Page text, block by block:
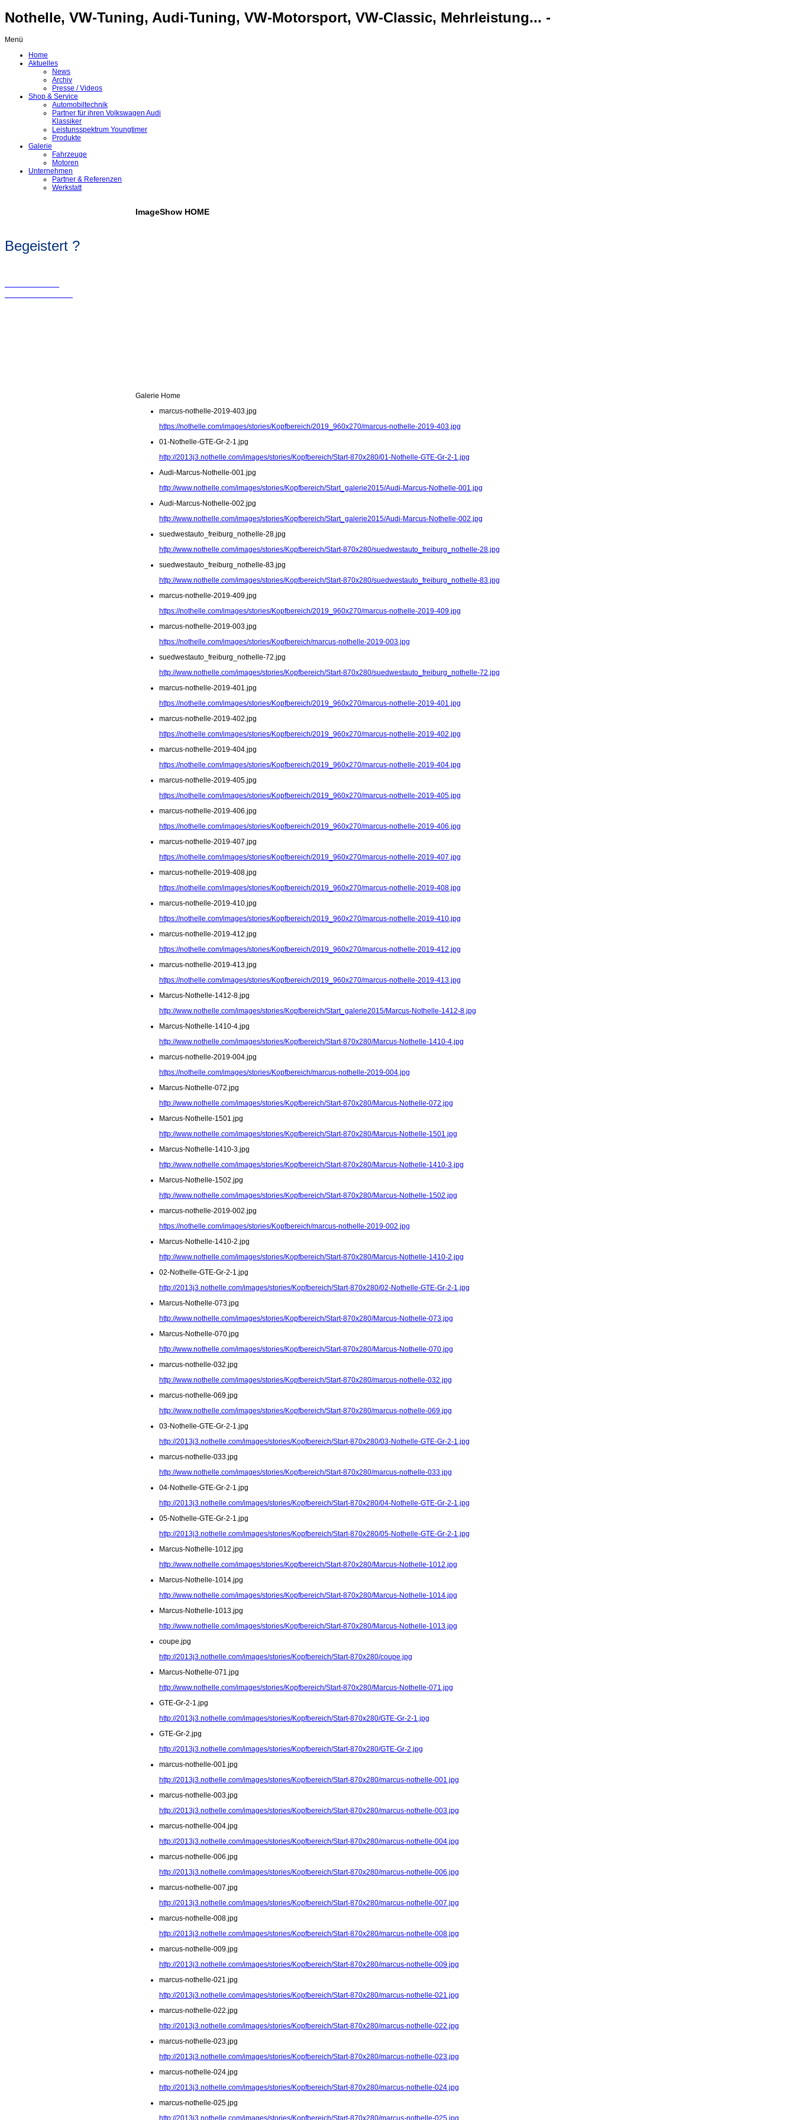
Nothelle, VW-Tuning, Audi-Tuning, VW-Motorsport, VW-Classic, Mehrleistung... -
Menü
Home
Aktuelles
News
Archiv
Presse / Videos
Shop & Service
Automobiltechnik
Partner für ihren Volkswagen Audi
Klassiker
Leistunsspektrum Youngtimer
Produkte
Galerie
Fahrzeuge
Motoren
Unternehmen
Partner & Referenzen
Werkstatt
ImageShow HOME
Galerie Home
marcus-nothelle-2019-403.jpg
https://nothelle.com/images/stories/Kopfbereich/2019_960x270/marcus-nothelle-2019-403.jpg
01-Nothelle-GTE-Gr-2-1.jpg
http://2013j3.nothelle.com/images/stories/Kopfbereich/Start-870x280/01-Nothelle-GTE-Gr-2-1.jpg
Audi-Marcus-Nothelle-001.jpg
http://www.nothelle.com/images/stories/Kopfbereich/Start_galerie2015/Audi-Marcus-Nothelle-001.jpg
Audi-Marcus-Nothelle-002.jpg
http://www.nothelle.com/images/stories/Kopfbereich/Start_galerie2015/Audi-Marcus-Nothelle-002.jpg
suedwestauto_freiburg_nothelle-28.jpg
http://www.nothelle.com/images/stories/Kopfbereich/Start-870x280/suedwestauto_freiburg_nothelle-28.jpg
suedwestauto_freiburg_nothelle-83.jpg
http://www.nothelle.com/images/stories/Kopfbereich/Start-870x280/suedwestauto_freiburg_nothelle-83.jpg
marcus-nothelle-2019-409.jpg
https://nothelle.com/images/stories/Kopfbereich/2019_960x270/marcus-nothelle-2019-409.jpg
marcus-nothelle-2019-003.jpg
https://nothelle.com/images/stories/Kopfbereich/marcus-nothelle-2019-003.jpg
suedwestauto_freiburg_nothelle-72.jpg
http://www.nothelle.com/images/stories/Kopfbereich/Start-870x280/suedwestauto_freiburg_nothelle-72.jpg
marcus-nothelle-2019-401.jpg
https://nothelle.com/images/stories/Kopfbereich/2019_960x270/marcus-nothelle-2019-401.jpg
marcus-nothelle-2019-402.jpg
https://nothelle.com/images/stories/Kopfbereich/2019_960x270/marcus-nothelle-2019-402.jpg
marcus-nothelle-2019-404.jpg
https://nothelle.com/images/stories/Kopfbereich/2019_960x270/marcus-nothelle-2019-404.jpg
marcus-nothelle-2019-405.jpg
https://nothelle.com/images/stories/Kopfbereich/2019_960x270/marcus-nothelle-2019-405.jpg
marcus-nothelle-2019-406.jpg
https://nothelle.com/images/stories/Kopfbereich/2019_960x270/marcus-nothelle-2019-406.jpg
marcus-nothelle-2019-407.jpg
https://nothelle.com/images/stories/Kopfbereich/2019_960x270/marcus-nothelle-2019-407.jpg
marcus-nothelle-2019-408.jpg
https://nothelle.com/images/stories/Kopfbereich/2019_960x270/marcus-nothelle-2019-408.jpg
marcus-nothelle-2019-410.jpg
https://nothelle.com/images/stories/Kopfbereich/2019_960x270/marcus-nothelle-2019-410.jpg
marcus-nothelle-2019-412.jpg
https://nothelle.com/images/stories/Kopfbereich/2019_960x270/marcus-nothelle-2019-412.jpg
marcus-nothelle-2019-413.jpg
https://nothelle.com/images/stories/Kopfbereich/2019_960x270/marcus-nothelle-2019-413.jpg
Marcus-Nothelle-1412-8.jpg
http://www.nothelle.com/images/stories/Kopfbereich/Start_galerie2015/Marcus-Nothelle-1412-8.jpg
Marcus-Nothelle-1410-4.jpg
http://www.nothelle.com/images/stories/Kopfbereich/Start-870x280/Marcus-Nothelle-1410-4.jpg
marcus-nothelle-2019-004.jpg
https://nothelle.com/images/stories/Kopfbereich/marcus-nothelle-2019-004.jpg
Marcus-Nothelle-072.jpg
http://www.nothelle.com/images/stories/Kopfbereich/Start-870x280/Marcus-Nothelle-072.jpg
Marcus-Nothelle-1501.jpg
http://www.nothelle.com/images/stories/Kopfbereich/Start-870x280/Marcus-Nothelle-1501.jpg
Marcus-Nothelle-1410-3.jpg
http://www.nothelle.com/images/stories/Kopfbereich/Start-870x280/Marcus-Nothelle-1410-3.jpg
Marcus-Nothelle-1502.jpg
http://www.nothelle.com/images/stories/Kopfbereich/Start-870x280/Marcus-Nothelle-1502.jpg
marcus-nothelle-2019-002.jpg
https://nothelle.com/images/stories/Kopfbereich/marcus-nothelle-2019-002.jpg
Marcus-Nothelle-1410-2.jpg
http://www.nothelle.com/images/stories/Kopfbereich/Start-870x280/Marcus-Nothelle-1410-2.jpg
02-Nothelle-GTE-Gr-2-1.jpg
http://2013j3.nothelle.com/images/stories/Kopfbereich/Start-870x280/02-Nothelle-GTE-Gr-2-1.jpg
Marcus-Nothelle-073.jpg
http://www.nothelle.com/images/stories/Kopfbereich/Start-870x280/Marcus-Nothelle-073.jpg
Marcus-Nothelle-070.jpg
http://www.nothelle.com/images/stories/Kopfbereich/Start-870x280/Marcus-Nothelle-070.jpg
marcus-nothelle-032.jpg
http://www.nothelle.com/images/stories/Kopfbereich/Start-870x280/marcus-nothelle-032.jpg
marcus-nothelle-069.jpg
http://www.nothelle.com/images/stories/Kopfbereich/Start-870x280/marcus-nothelle-069.jpg
03-Nothelle-GTE-Gr-2-1.jpg
http://2013j3.nothelle.com/images/stories/Kopfbereich/Start-870x280/03-Nothelle-GTE-Gr-2-1.jpg
marcus-nothelle-033.jpg
http://www.nothelle.com/images/stories/Kopfbereich/Start-870x280/marcus-nothelle-033.jpg
04-Nothelle-GTE-Gr-2-1.jpg
http://2013j3.nothelle.com/images/stories/Kopfbereich/Start-870x280/04-Nothelle-GTE-Gr-2-1.jpg
05-Nothelle-GTE-Gr-2-1.jpg
http://2013j3.nothelle.com/images/stories/Kopfbereich/Start-870x280/05-Nothelle-GTE-Gr-2-1.jpg
Marcus-Nothelle-1012.jpg
http://www.nothelle.com/images/stories/Kopfbereich/Start-870x280/Marcus-Nothelle-1012.jpg
Marcus-Nothelle-1014.jpg
http://www.nothelle.com/images/stories/Kopfbereich/Start-870x280/Marcus-Nothelle-1014.jpg
Marcus-Nothelle-1013.jpg
http://www.nothelle.com/images/stories/Kopfbereich/Start-870x280/Marcus-Nothelle-1013.jpg
coupe.jpg
http://2013j3.nothelle.com/images/stories/Kopfbereich/Start-870x280/coupe.jpg
Marcus-Nothelle-071.jpg
http://www.nothelle.com/images/stories/Kopfbereich/Start-870x280/Marcus-Nothelle-071.jpg
GTE-Gr-2-1.jpg
http://2013j3.nothelle.com/images/stories/Kopfbereich/Start-870x280/GTE-Gr-2-1.jpg
GTE-Gr-2.jpg
http://2013j3.nothelle.com/images/stories/Kopfbereich/Start-870x280/GTE-Gr-2.jpg
marcus-nothelle-001.jpg
http://2013j3.nothelle.com/images/stories/Kopfbereich/Start-870x280/marcus-nothelle-001.jpg
marcus-nothelle-003.jpg
http://2013j3.nothelle.com/images/stories/Kopfbereich/Start-870x280/marcus-nothelle-003.jpg
marcus-nothelle-004.jpg
http://2013j3.nothelle.com/images/stories/Kopfbereich/Start-870x280/marcus-nothelle-004.jpg
marcus-nothelle-006.jpg
http://2013j3.nothelle.com/images/stories/Kopfbereich/Start-870x280/marcus-nothelle-006.jpg
marcus-nothelle-007.jpg
http://2013j3.nothelle.com/images/stories/Kopfbereich/Start-870x280/marcus-nothelle-007.jpg
marcus-nothelle-008.jpg
http://2013j3.nothelle.com/images/stories/Kopfbereich/Start-870x280/marcus-nothelle-008.jpg
marcus-nothelle-009.jpg
http://2013j3.nothelle.com/images/stories/Kopfbereich/Start-870x280/marcus-nothelle-009.jpg
marcus-nothelle-021.jpg
http://2013j3.nothelle.com/images/stories/Kopfbereich/Start-870x280/marcus-nothelle-021.jpg
marcus-nothelle-022.jpg
http://2013j3.nothelle.com/images/stories/Kopfbereich/Start-870x280/marcus-nothelle-022.jpg
marcus-nothelle-023.jpg
http://2013j3.nothelle.com/images/stories/Kopfbereich/Start-870x280/marcus-nothelle-023.jpg
marcus-nothelle-024.jpg
http://2013j3.nothelle.com/images/stories/Kopfbereich/Start-870x280/marcus-nothelle-024.jpg
marcus-nothelle-025.jpg
Begeistert ?